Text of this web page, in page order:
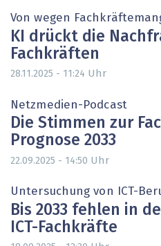
Von wegen
KI drückt die
Fachkräften
28.11.2025 - 11:24 Uhr
Netzmedien-Podcast
Die Stimmen zur
Prognose 2033
22.09.2025 - 14:50 Uhr
Untersuchung von ICT-
Bis 2033 fehlen in
ICT-Fachkräfte